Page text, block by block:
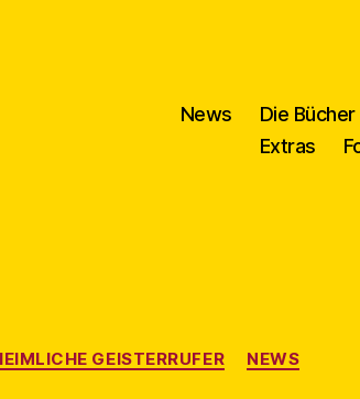
News
Die Bücher
Extras
Kategorien
GEISTERRUFER NEWS